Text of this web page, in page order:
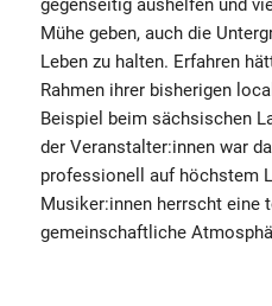
gegenseitig aushelfen und
Mühe geben, auch die
Leben zu halten. Erfahren
Rahmen ihrer bisherigen
Beispiel beim sächsischen
der Veranstalter:innen war
professionell auf höchstem
Musiker:innen herrscht eine
gemeinschaftliche